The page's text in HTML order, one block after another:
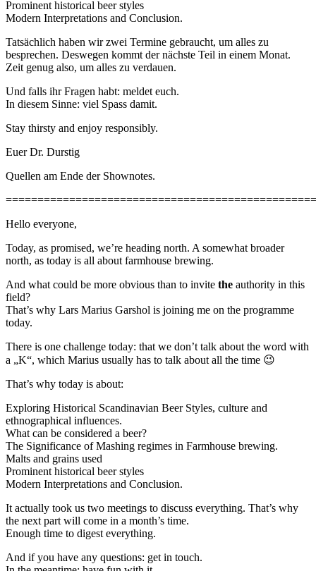
Prominent historical beer styles
Modern Interpretations and Conclusion.
Tatsächlich haben wir zwei Termine gebraucht, um alles zu
besprechen. Deswegen kommt der nächste Teil in einem Monat.
Zeit genug also, um alles zu verdauen.
Und falls ihr Fragen habt: meldet euch.
In diesem Sinne: viel Spass damit.
Stay thirsty and enjoy responsibly.
Euer Dr. Durstig
Quellen am Ende der Shownotes.
Hello everyone,
Today, as promised, we’re heading north. A somewhat broader
north, as today is all about farmhouse brewing.
And what could be more obvious than to invite the authority in this
field?
That’s why Lars Marius Garshol is joining me on the programme
today.
There is one challenge today: that we don’t talk about the word with
a „K“, which Marius usually has to talk about all the time 😉
That’s why today is about:
Exploring Historical Scandinavian Beer Styles, culture and
ethnographical influences.
What can be considered a beer?
The Significance of Mashing regimes in Farmhouse brewing.
Malts and grains used
Prominent historical beer styles
Modern Interpretations and Conclusion.
It actually took us two meetings to discuss everything. That’s why
the next part will come in a month’s time.
Enough time to digest everything.
And if you have any questions: get in touch.